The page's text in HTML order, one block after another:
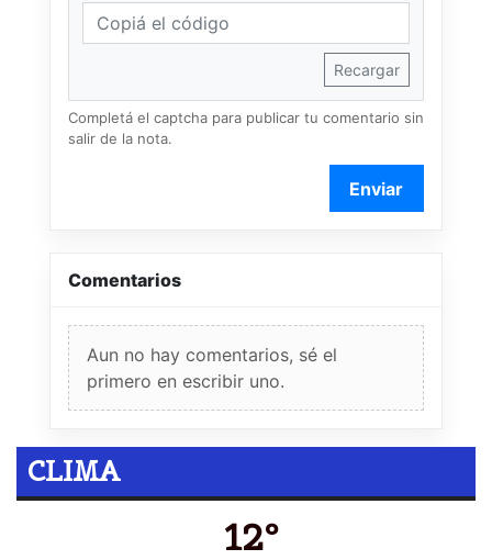
Recargar
Completá el captcha para publicar tu comentario sin
salir de la nota.
Enviar
Comentarios
Aun no hay comentarios, sé el
primero en escribir uno.
CLIMA
12º